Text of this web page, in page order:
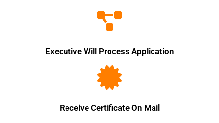
Executive Will Process Application
Receive Certificate On Mail